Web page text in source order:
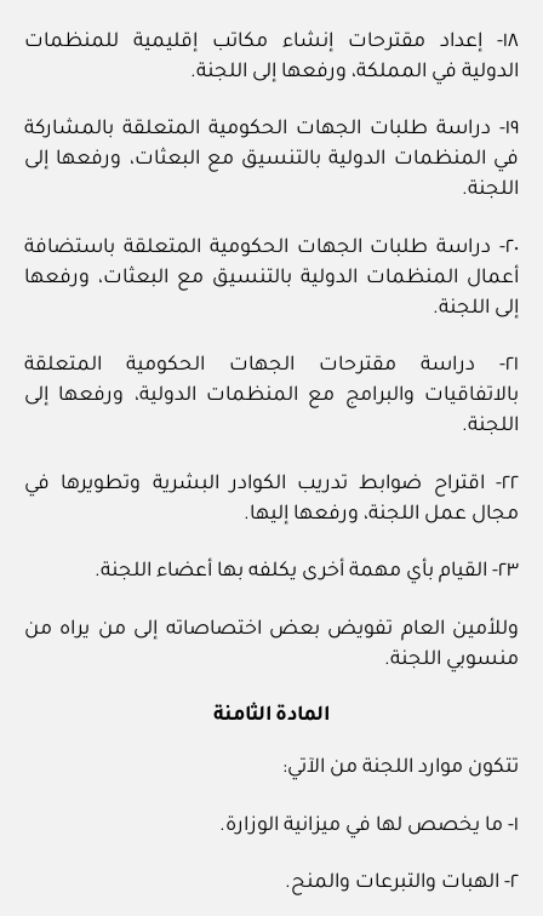
١٨- إعداد مقترحات إنشاء مكاتب إقليمية للمنظمات
الدولية في المملكة، ورفعها إلى اللجنة.
١٩- دراسة طلبات الجهات الحكومية المتعلقة بالمشاركة
في المنظمات الدولية بالتنسيق مع البعثات، ورفعها إلى
اللجنة.
٢٠- دراسة طلبات الجهات الحكومية المتعلقة باستضافة
أعمال المنظمات الدولية بالتنسيق مع البعثات، ورفعها
إلى اللجنة.
٢١- دراسة مقترحات الجهات الحكومية المتعلقة
بالاتفاقيات والبرامج مع المنظمات الدولية، ورفعها إلى
اللجنة.
٢٢- اقتراح ضوابط تدريب الكوادر البشرية وتطويرها في
مجال عمل اللجنة، ورفعها إليها.
٢٣- القيام بأي مهمة أخرى يكلفه بها أعضاء اللجنة.
وللأمين العام تفويض بعض اختصاصاته إلى من يراه من
منسوبي اللجنة.
المادة الثامنة
تتكون موارد اللجنة من الآتي:
١- ما يخصص لها في ميزانية الوزارة.
٢- الهبات والتبرعات والمنح.